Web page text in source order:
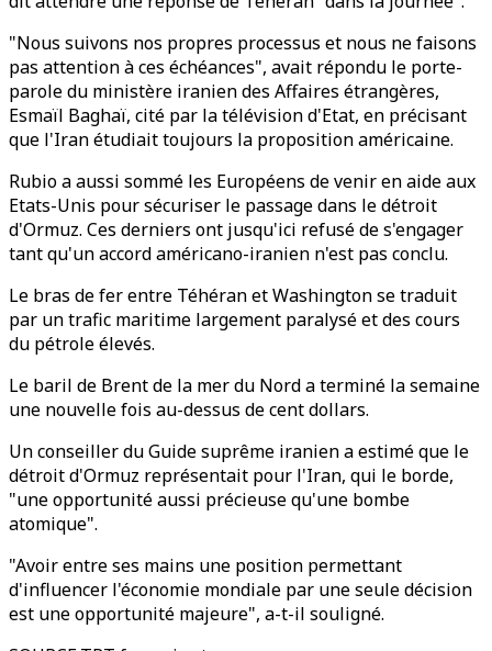
"Nous suivons nos propres processus et nous ne faisons
pas attention à ces échéances", avait répondu le porte-
parole du ministère iranien des Affaires étrangères,
Esmaïl Baghaï, cité par la télévision d'Etat, en précisant
que l'Iran étudiait toujours la proposition américaine.
Rubio a aussi sommé les Européens de venir en aide aux
Etats-Unis pour sécuriser le passage dans le détroit
d'Ormuz. Ces derniers ont jusqu'ici refusé de s'engager
tant qu'un accord américano-iranien n'est pas conclu.
Le bras de fer entre Téhéran et Washington se traduit
par un trafic maritime largement paralysé et des cours
du pétrole élevés.
Le baril de Brent de la mer du Nord a terminé la semaine
une nouvelle fois au-dessus de cent dollars.
Un conseiller du Guide suprême iranien a estimé que le
détroit d'Ormuz représentait pour l'Iran, qui le borde,
"une opportunité aussi précieuse qu'une bombe
atomique".
"Avoir entre ses mains une position permettant
d'influencer l'économie mondiale par une seule décision
est une opportunité majeure", a-t-il souligné.